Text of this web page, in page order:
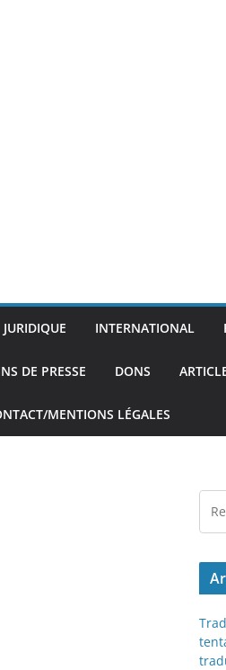
JURIDIQUE INTERNATIONAL
DE PRESSE DONS
MENTIONS LÉGALES